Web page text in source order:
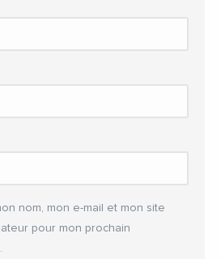
nom, mon e-mail et mon site
pour mon prochain